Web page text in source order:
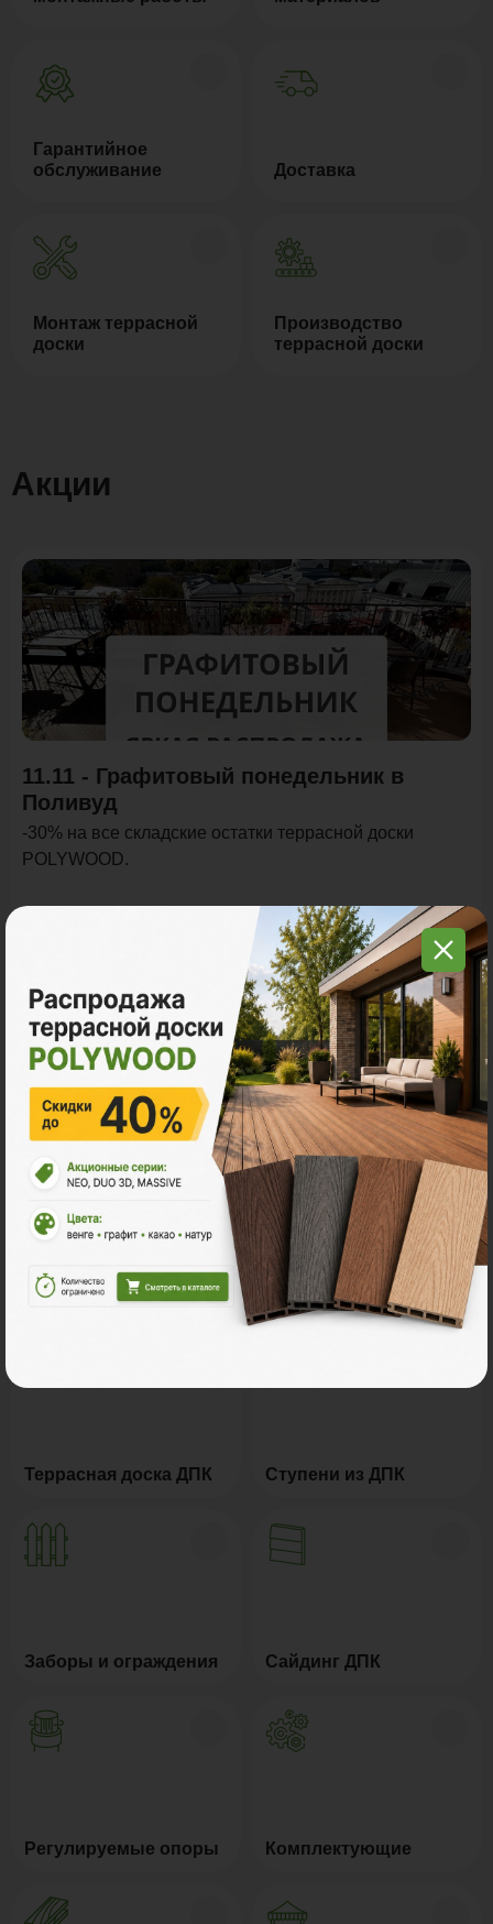
Гарантийное
обслуживание
Доставка
Монтаж террасной
доски
Производство
террасной доски
Акции
Акция
11.11 - Графитовый понедельник в
Поливуд
-30% на все складские остатки террасной доски
POLYWOOD.
Все акции
Ознакомьтесь с нашей
Террасная доска ДПК Ступени из ДПК
Заборы и ограждения Сайдинг ДПК
Регулируемые опоры Комплектующие